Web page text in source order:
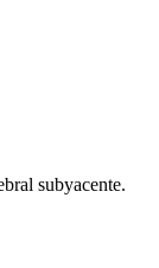
subyacente.